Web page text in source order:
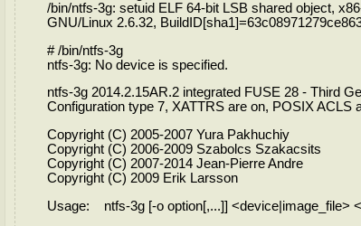
/bin/ntfs-3g: setuid ELF 64-bit LSB shared object,
GNU/Linux 2.6.32,
# /bin/ntfs-3g
ntfs-3g: No device is specified.
ntfs-3g 2014.2.15AR.2 integrated FUSE 28 - Third
Configuration type 7, XATTRS are on, POSIX ACLS
Copyright (C) 2005-2007 Yura Pakhuchiy
Copyright (C) 2006-2009 Szabolcs Szakacsits
Copyright (C) 2007-2014 Jean-Pierre Andre
Copyright (C) 2009 Erik Larsson
Usage: ntfs-3g [-o option[,...]] <device|image_file>